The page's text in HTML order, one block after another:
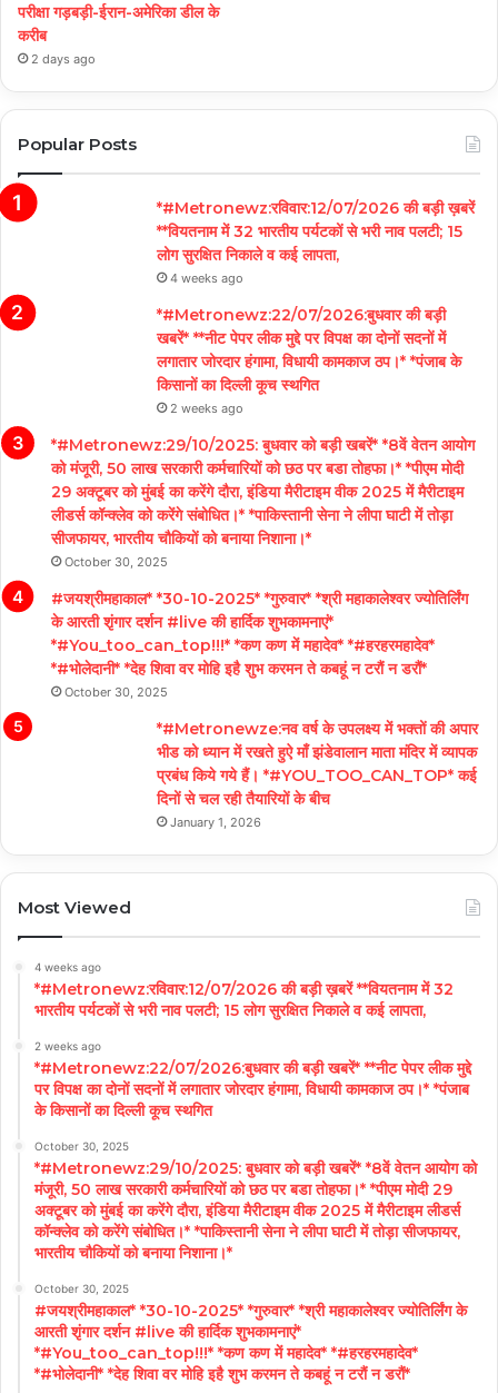
परीक्षा गड़बड़ी-ईरान-अमेरिका डील के
करीब
2 days ago
Popular Posts
*#Metronewz:रविवार:12/07/2026 की बड़ी ख़बरें
**वियतनाम में 32 भारतीय पर्यटकों से भरी नाव पलटी; 15
लोग सुरक्षित निकाले व कई लापता,
4 weeks ago
*#Metronewz:22/07/2026:बुधवार की बड़ी
खबरें* **नीट पेपर लीक मुद्दे पर विपक्ष का दोनों सदनों में
लगातार जोरदार हंगामा, विधायी कामकाज ठप।* *पंजाब के
किसानों का दिल्ली कूच स्थगित
2 weeks ago
*#Metronewz:29/10/2025: बुधवार को बड़ी खबरें* *8वें वेतन आयोग
को मंजूरी, 50 लाख सरकारी कर्मचारियों को छठ पर बडा तोहफा।* *पीएम मोदी
29 अक्टूबर को मुंबई का करेंगे दौरा, इंडिया मैरीटाइम वीक 2025 में मैरीटाइम
लीडर्स कॉन्क्लेव को करेंगे संबोधित।* *पाकिस्तानी सेना ने लीपा घाटी में तोड़ा
सीजफायर, भारतीय चौकियों को बनाया निशाना।*
October 30, 2025
#जयश्रीमहाकाल* *30-10-2025* *गुरुवार* *श्री महाकालेश्वर ज्योतिर्लिंग
के आरती शृंगार दर्शन #live की हार्दिक शुभकामनाएं*
*#You_too_can_top!!!* *कण कण में महादेव* *#हरहरमहादेव*
*#भोलेदानी* *देह शिवा वर मोहि इहै शुभ करमन ते कबहूं न टरौं न डरौं*
October 30, 2025
*#Metronewze:नव वर्ष के उपलक्ष्य में भक्तों की अपार
भीड को ध्यान में रखते हुऐ माँ झंडेवालान माता मंदिर में व्यापक
प्रबंध किये गये हैं। *#YOU_TOO_CAN_TOP* कई
दिनों से चल रही तैयारियों के बीच
January 1, 2026
Most Viewed
4 weeks ago
*#Metronewz:रविवार:12/07/2026 की बड़ी ख़बरें **वियतनाम में 32
भारतीय पर्यटकों से भरी नाव पलटी; 15 लोग सुरक्षित निकाले व कई लापता,
2 weeks ago
*#Metronewz:22/07/2026:बुधवार की बड़ी खबरें* **नीट पेपर लीक मुद्दे
पर विपक्ष का दोनों सदनों में लगातार जोरदार हंगामा, विधायी कामकाज ठप।* *पंजाब
के किसानों का दिल्ली कूच स्थगित
October 30, 2025
*#Metronewz:29/10/2025: बुधवार को बड़ी खबरें* *8वें वेतन आयोग को
मंजूरी, 50 लाख सरकारी कर्मचारियों को छठ पर बडा तोहफा।* *पीएम मोदी 29
अक्टूबर को मुंबई का करेंगे दौरा, इंडिया मैरीटाइम वीक 2025 में मैरीटाइम लीडर्स
कॉन्क्लेव को करेंगे संबोधित।* *पाकिस्तानी सेना ने लीपा घाटी में तोड़ा सीजफायर,
भारतीय चौकियों को बनाया निशाना।*
October 30, 2025
#जयश्रीमहाकाल* *30-10-2025* *गुरुवार* *श्री महाकालेश्वर ज्योतिर्लिंग के
आरती शृंगार दर्शन #live की हार्दिक शुभकामनाएं*
*#You_too_can_top!!!* *कण कण में महादेव* *#हरहरमहादेव*
*#भोलेदानी* *देह शिवा वर मोहि इहै शुभ करमन ते कबहूं न टरौं न डरौं*